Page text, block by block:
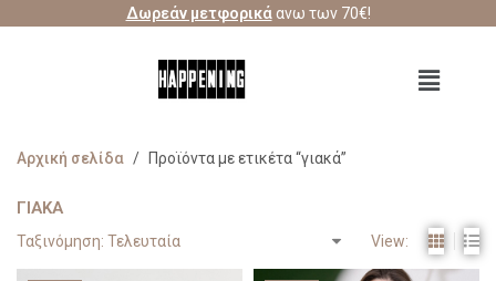
Δωρεάν μετφορικάανω των 70€!
Αρχική σελίδα / Προϊόντα με ετικέτα “γιακά”
ΓΙΑΚΆ
View: